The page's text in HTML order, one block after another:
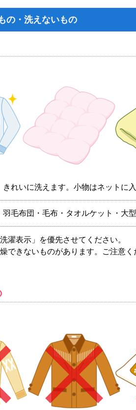
の・洗えないもの
きれいに洗えます。小物はネットに
羽毛布団・毛布・タオルケット・大
濯表示」を優先させてください。
できないものがあります。ご注意く